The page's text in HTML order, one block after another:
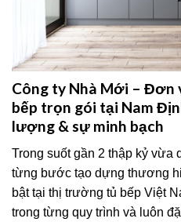
Công ty Nhà Mới –
bếp trọn gói tại Nam
lượng & sự minh bạch
Trong suốt gần 2 thập kỷ vừa
từng bước tạo dựng thương
bật tại thị trường tủ bếp Việt
trong từng quy trình và luôn